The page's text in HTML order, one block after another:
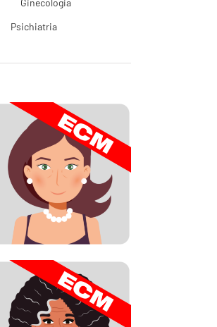
Ginecologia
Psichiatria